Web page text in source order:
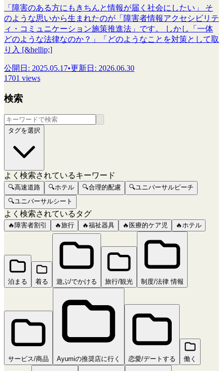
「障害のある方にもきちんと情報が届く社会にしたい」 そ
のような思いから生まれたのが「障害者情報アクセシビリテ
ィ・コミュニケーション施策推進法」です。 しかし「一体
どのような法律なのか？」「どのようなことを対策として取
り入 [&hellip;]
公開日 : 2025.05.17•更新日 : 2026.06.30
1701 views
検索
タグを選択
よく検索されているキーワード
🔍高速道路 🔍ホテル 🔍合理的配慮 🔍ユニバーサルビーチ
🔍ユニバーサルシート
よく検索されているタグ
🔥 障害者割引 🔥旅行 🔥福祉器具 🔥 医療的ケア児 🔥ホテル
泊まる 着る 遊ぶ/でかける 旅行/観光 制度/法律 情報
サービス/商品 Ayumiの推奨店に行く 恋愛/デートする 働く